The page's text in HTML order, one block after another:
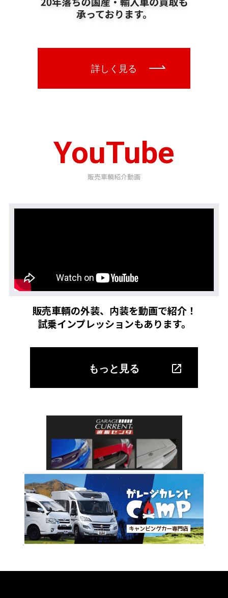
YouTube
販売車輌紹介動画
販売車輌の外装、内装を動画で紹介！
試乗インプレッションもあります。
もっと見る